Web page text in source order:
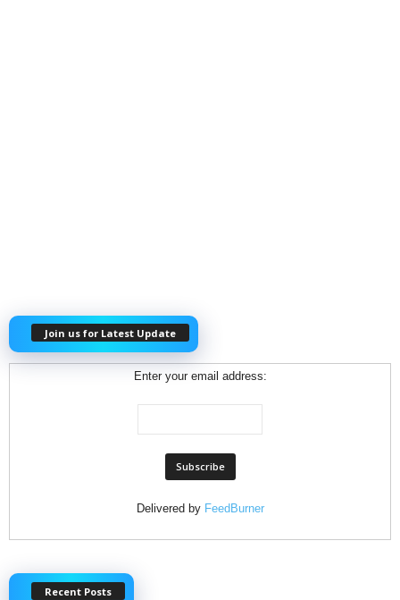
Join us for Latest Update
Enter your email address:
Delivered by FeedBurner
Recent Posts